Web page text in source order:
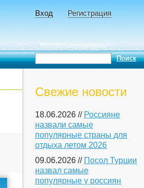
Вход Регистрация
Свежие новости
18.06.2026 // Россияне
назвали самые
популярные страны для
отдыха летом 2026
09.06.2026 // Посол Турции
назвал самые
популярные у россиян